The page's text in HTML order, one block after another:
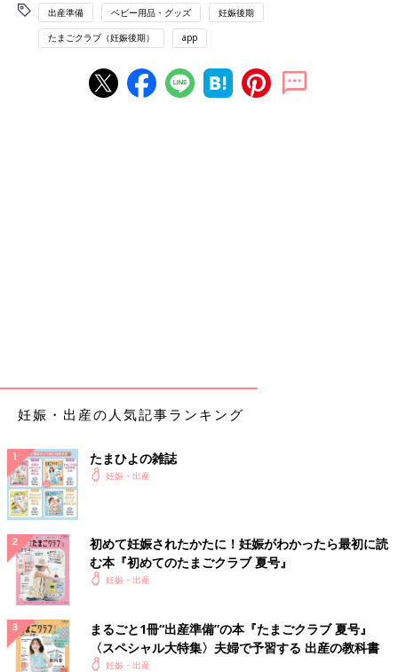
出産準備 ベビー用品・グッズ 妊娠後期
たまごクラブ（妊娠後期） app
妊娠・出産の人気記事ランキング
たまひよの雑誌
妊娠・出産
初めて妊娠されたかたに！妊娠がわかったら最初に読
む本『初めてのたまごクラブ 夏号』
妊娠・出産
まるごと1冊“出産準備”の本『たまごクラブ 夏号』
〈スペシャル大特集〉夫婦で予習する 出産の教科書
妊娠・出産